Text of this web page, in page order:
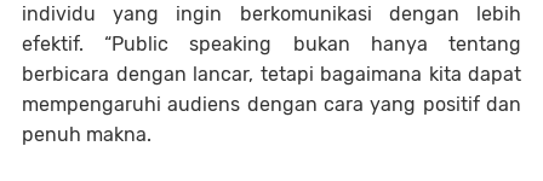
individu yang ingin berkomunikasi dengan lebih
efektif. “Public speaking bukan hanya tentang
berbicara dengan lancar, tetapi bagaimana kita dapat
mempengaruhi audiens dengan cara yang positif dan
penuh makna.